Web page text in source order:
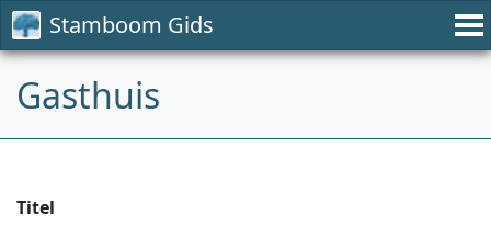
Stamboom Gids
Gasthuis
Titel